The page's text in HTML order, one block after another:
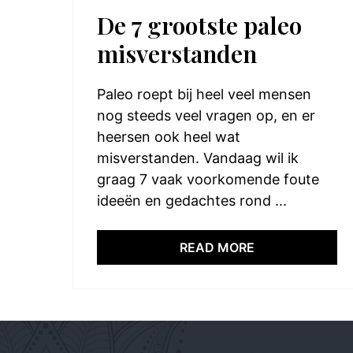
De 7 grootste paleo
misverstanden
Paleo roept bij heel veel mensen
nog steeds veel vragen op, en er
heersen ook heel wat
misverstanden. Vandaag wil ik
graag 7 vaak voorkomende foute
ideeën en gedachtes rond ...
READ MORE